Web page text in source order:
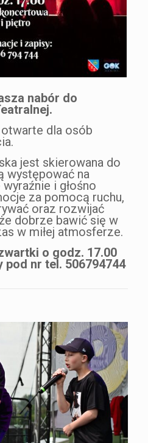
nabór do
dla osób
jest skierowana do
występować na
i głośno
za pomocą ruchu,
oraz rozwijać
dobrze bawić się w
w miłej atmosferze.
o godz. 17.00
nr tel. 506794744